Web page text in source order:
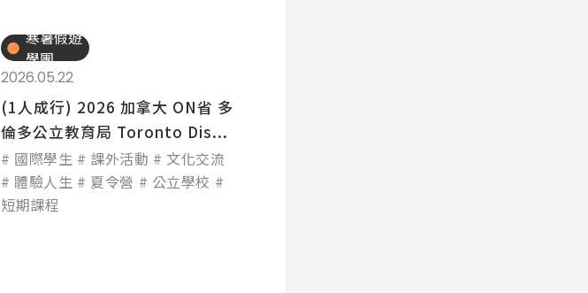
寒暑假遊
學團
2026.05.22
(1人成行) 2026 加拿大 ON省 多
倫多公立教育局 Toronto Dis...
國際學生 課外活動
文化交流
體驗人生
夏令營
公立學校
短期課程